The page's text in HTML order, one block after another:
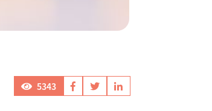
5343